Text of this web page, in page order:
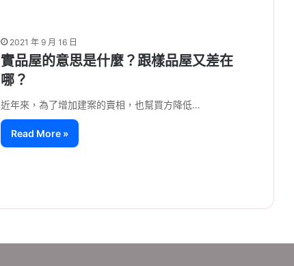
2021 年 9 月 16 日
實品屋的意思是什麼？跟樣品屋又差在
哪？
近年來，為了增加建案的賣相，也幫買方降低…
Read More »